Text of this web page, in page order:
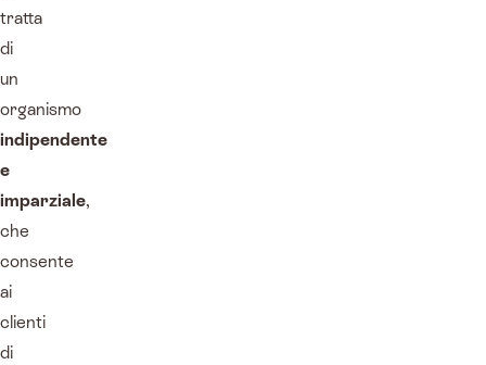
tratta
di
un
organismo
indipendente
e
imparziale,
che
consente
ai
clienti
di